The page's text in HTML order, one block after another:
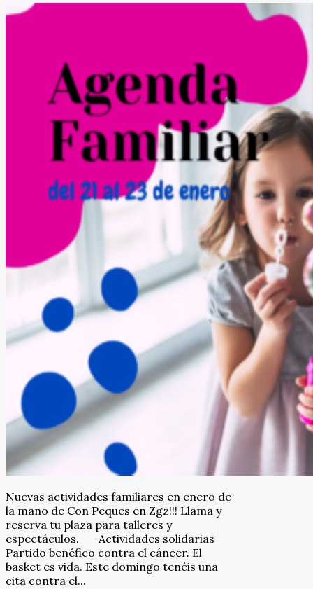
Nuevas actividades familiares en enero de
la mano de Con Peques en Zgz!!! Llama y
reserva tu plaza para talleres y
espectáculos. Actividades solidarias
Partido benéfico contra el cáncer. El
basket es vida. Este domingo tenéis una
cita contra el...